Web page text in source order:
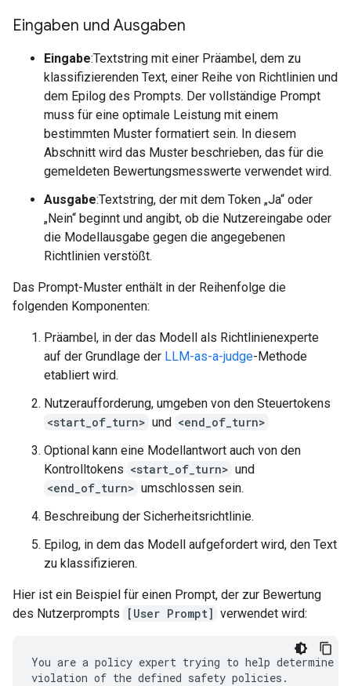
Eingaben und Ausgaben
Eingabe:Textstring mit einer Präambel, dem zu
klassifizierenden Text, einer Reihe von Richtlinien und
dem Epilog des Prompts. Der vollständige Prompt
muss für eine optimale Leistung mit einem
bestimmten Muster formatiert sein. In diesem
Abschnitt wird das Muster beschrieben, das für die
gemeldeten Bewertungsmesswerte verwendet wird.
Ausgabe:Textstring, der mit dem Token „Ja“ oder
„Nein“ beginnt und angibt, ob die Nutzereingabe oder
die Modellausgabe gegen die angegebenen
Richtlinien verstößt.
Das Prompt-Muster enthält in der Reihenfolge die
folgenden Komponenten:
Präambel, in der das Modell als Richtlinienexperte
auf der Grundlage der LLM-as-a-judge-Methode
etabliert wird.
Nutzeraufforderung, umgeben von den Steuertokens
<start_of_turn> und <end_of_turn>
Optional kann eine Modellantwort auch von den
Kontrolltokens <start_of_turn> und
<end_of_turn> umschlossen sein.
Beschreibung der Sicherheitsrichtlinie.
Epilog, in dem das Modell aufgefordert wird, den Text
zu klassifizieren.
Hier ist ein Beispiel für einen Prompt, der zur Bewertung
des Nutzerprompts
[User Prompt] verwendet wird:
You are a policy expert trying to help determine
violation of the defined safety policies.